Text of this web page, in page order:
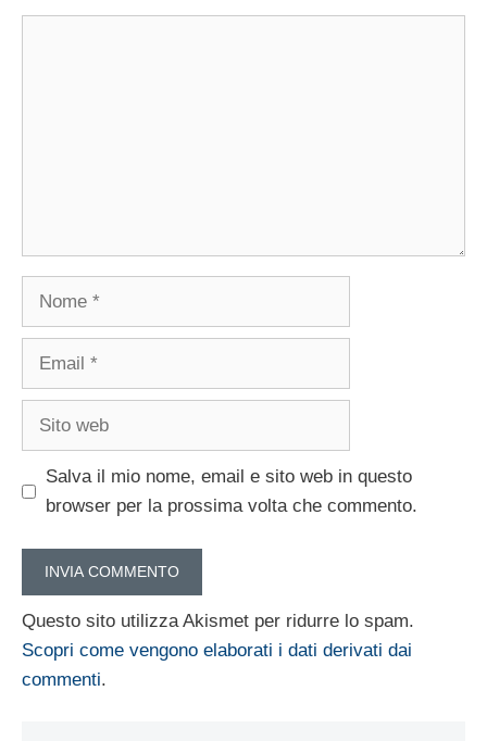
Nome
Email
Sito
Salva il mio nome, email e sito web in questo
browser per la prossima volta che commento.
Questo sito utilizza Akismet per ridurre lo spam.
Scopri come vengono elaborati i dati derivati dai
commenti.